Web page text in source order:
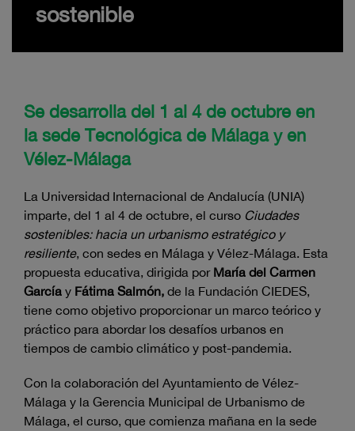
sostenible
Se desarrolla del 1 al 4 de octubre en
la sede Tecnológica de Málaga y en
Vélez-Málaga
La Universidad Internacional de Andalucía (UNIA)
imparte, del 1 al 4 de octubre, el curso Ciudades
sostenibles: hacia un urbanismo estratégico y
resiliente, con sedes en Málaga y Vélez-Málaga. Esta
propuesta educativa, dirigida por María del Carmen
García y Fátima Salmón, de la Fundación CIEDES,
tiene como objetivo proporcionar un marco teórico y
práctico para abordar los desafíos urbanos en
tiempos de cambio climático y post-pandemia.
Con la colaboración del Ayuntamiento de Vélez-
Málaga y la Gerencia Municipal de Urbanismo de
Málaga, el curso, que comienza mañana en la sede